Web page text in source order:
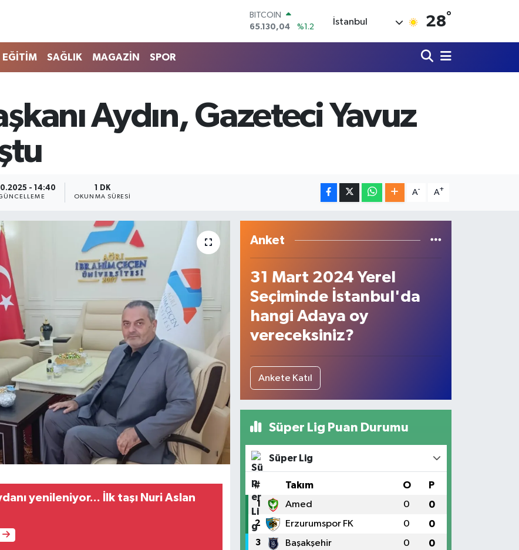
65.130,04
DOLAR
STERLİN
6648.99
BİST100
13.773
%-19
İstanbul 28°
EĞİTİM SAĞLIK MAGAZİN SPOR
Aydın, Gazeteci Yavuz
- 14:40 1 DK
OKUNMA SÜRESI
A- A+
yenileniyor... İlk taşı Nuri Aslan
Anket
31 Mart 2024 Yerel
Seçiminde İstanbul'da
hangi Adaya oy
vereceksiniz?
Ankete Katıl
Süper Lig Puan Durumu
Süper Lig
# Takım O P
1 Amed 0 0
2 Erzurumspor FK 0 0
3 Başakşehir 0 0